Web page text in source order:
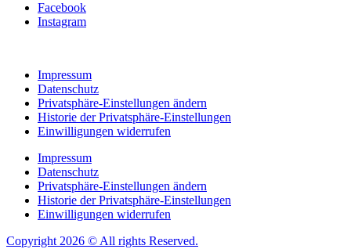
Facebook
Instagram
Impressum
Datenschutz
Privatsphäre-Einstellungen ändern
Historie der Privatsphäre-Einstellungen
Einwilligungen widerrufen
Impressum
Datenschutz
Privatsphäre-Einstellungen ändern
Historie der Privatsphäre-Einstellungen
Einwilligungen widerrufen
Copyright 2026 © All rights Reserved.